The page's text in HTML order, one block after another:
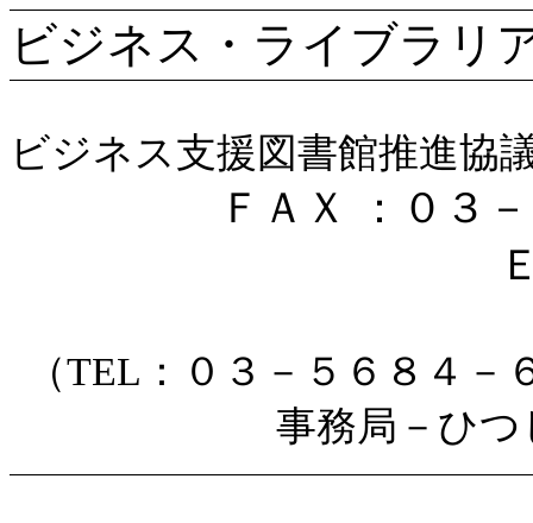
ビジネス・ライブラリ
ビジネス支援図書館推進
ＦＡＸ ： ０３
（TEL ：０３－５６８４－
事務局－ひ